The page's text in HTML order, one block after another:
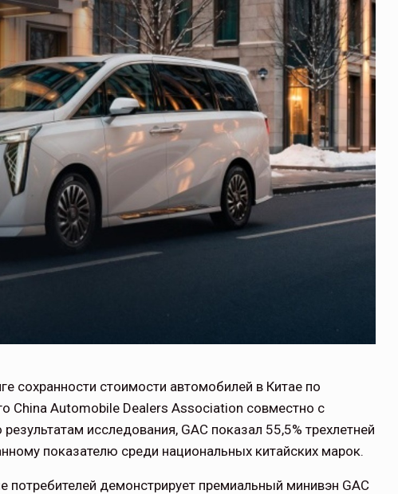
сохранности стоимости автомобилей в Китае по
China Automobile Dealers Association совместно с
исследования, GAC показал 55,5% трехлетней
показателю среди национальных китайских марок.
потребителей демонстрирует премиальный минивэн GAC